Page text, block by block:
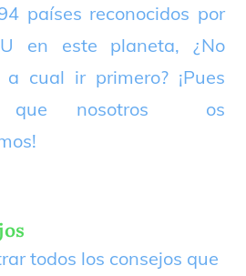
países reconocidos por
en este planeta, ¿No
a cual ir primero? ¡Pues
que nosotros os
todos los consejos que